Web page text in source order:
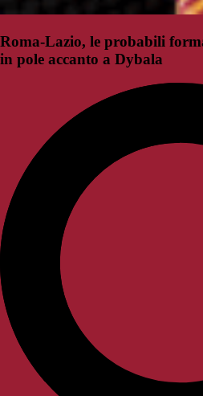
Roma-Lazio, le probabili
in pole accanto a Dybala